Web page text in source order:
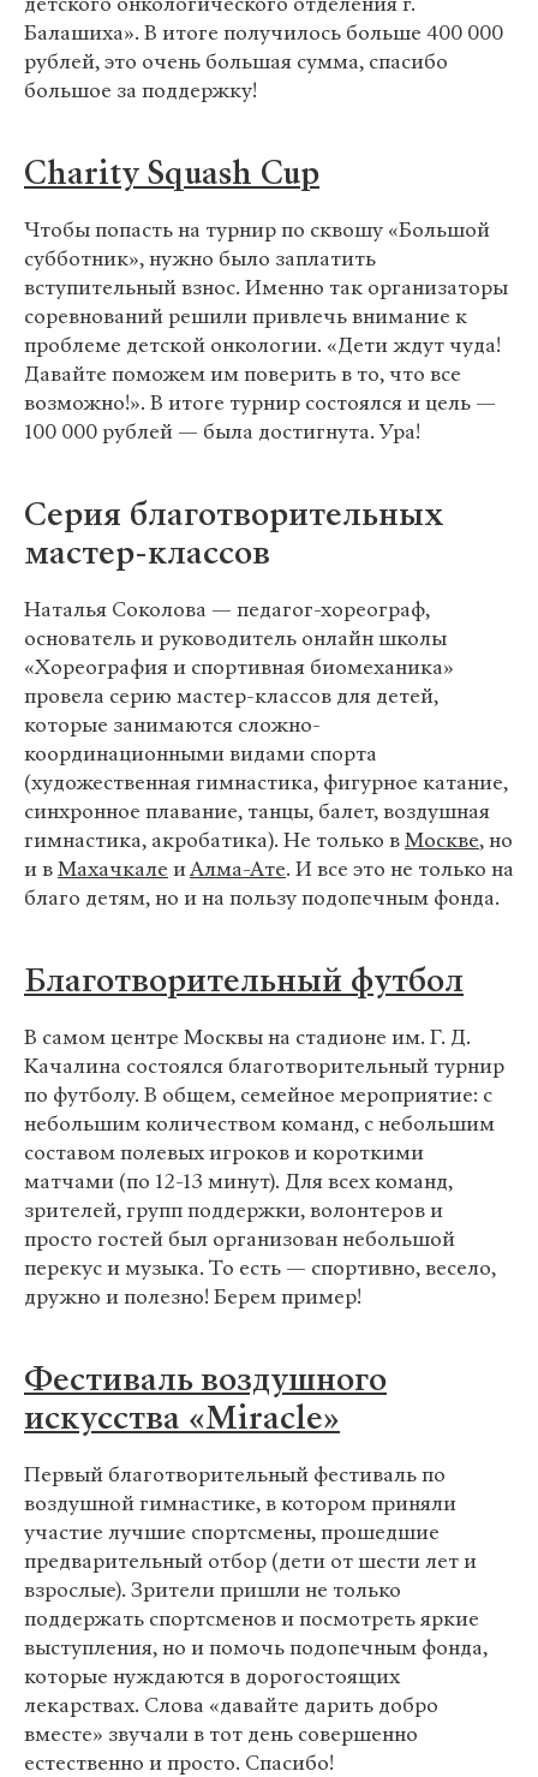
Балашиха». В итоге получилось больше 400 000
рублей, это очень большая сумма, спасибо
большое за поддержку!
Charity Squash Cup
Чтобы попасть на турнир по сквошу «Большой
субботник», нужно было заплатить
вступительный взнос. Именно так организаторы
соревнований решили привлечь внимание к
проблеме детской онкологии. «Дети ждут чуда!
Давайте поможем им поверить в то, что все
возможно!». В итоге турнир состоялся и цель —
100 000 рублей — была достигнута. Ура!
Серия благотворительных
мастер-классов
Наталья Соколова — педагог-хореограф,
основатель и руководитель онлайн школы
«Хореография и спортивная биомеханика»
провела серию мастер-классов для детей,
которые занимаются сложно-
координационными видами спорта
(художественная гимнастика, фигурное катание,
синхронное плавание, танцы, балет, воздушная
гимнастика, акробатика). Не только вМоскве, но
и вМахачкале иАлма-Ате. И все это не только на
благо детям, но и на пользу подопечным фонда.
Благотворительный футбол
В самом центре Москвы на стадионе им. Г. Д.
Качалина состоялся благотворительный турнир
по футболу. В общем, семейное мероприятие: с
небольшим количеством команд, с небольшим
составом полевых игроков и короткими
матчами (по 12-13 минут). Для всех команд,
зрителей, групп поддержки, волонтеров и
просто гостей был организован небольшой
перекус и музыка. То есть — спортивно, весело,
дружно и полезно! Берем пример!
Фестиваль воздушного
искусства «Miracle»
Первый благотворительный фестиваль по
воздушной гимнастике, в котором приняли
участие лучшие спортсмены, прошедшие
предварительный отбор (дети от шести лет и
взрослые). Зрители пришли не только
поддержать спортсменов и посмотреть яркие
выступления, но и помочь подопечным фонда,
которые нуждаются в дорогостоящих
лекарствах. Слова «давайте дарить добро
вместе» звучали в тот день совершенно
естественно и просто. Спасибо!